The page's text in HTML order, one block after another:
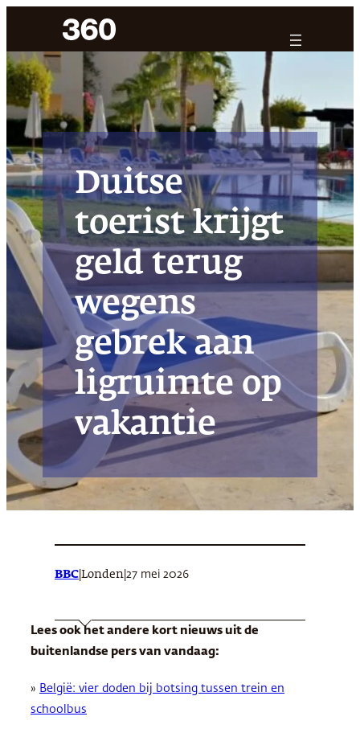
de
inhoud
Duitse
toerist krijgt
geld terug
wegens
gebrek aan
ligruimte op
vakantie
BBC Londen 27 mei 2026
Lees ook het andere kort nieuws uit de
buitenlandse pers van vandaag:
» België: vier doden bij botsing tussen trein en
schoolbus